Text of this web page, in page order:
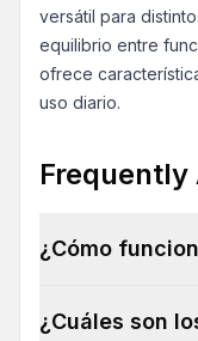
versátil para
equilibrio entre
ofrece
uso diario.
Frequently
¿Cómo
¿Cuáles son